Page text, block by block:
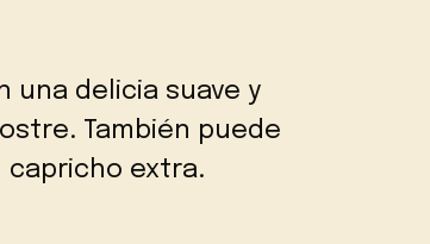
una delicia suave y
También puede
capricho extra.